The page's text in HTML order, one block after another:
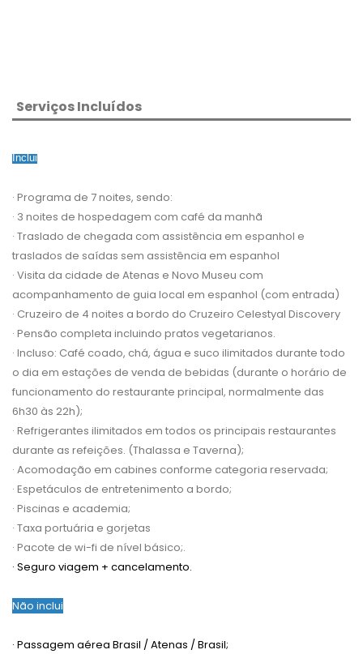
Serviços Incluídos
Inclui
· Programa de 7 noites, sendo:
· 3 noites de hospedagem com café da manhã
· Traslado de chegada com assistência em espanhol e
traslados de saídas sem assistência em espanhol
· Visita da cidade de Atenas e Novo Museu com
acompanhamento de guia local em espanhol (com entrada)
· Cruzeiro de 4 noites a bordo do Cruzeiro Celestyal Discovery
· Pensão completa incluindo pratos vegetarianos.
· Incluso: Café coado, chá, água e suco ilimitados durante todo
o dia em estações de venda de bebidas (durante o horário de
funcionamento do restaurante principal, normalmente das
6h30 às 22h);
· Refrigerantes ilimitados em todos os principais restaurantes
durante as refeições. (Thalassa e Taverna);
· Acomodação em cabines conforme categoria reservada;
· Espetáculos de entretenimento a bordo;
· Piscinas e academia;
· Taxa portuária e gorjetas
· Pacote de wi-fi de nível básico;.
· Seguro viagem + cancelamento.
Não inclui
· Passagem aérea Brasil / Atenas / Brasil;